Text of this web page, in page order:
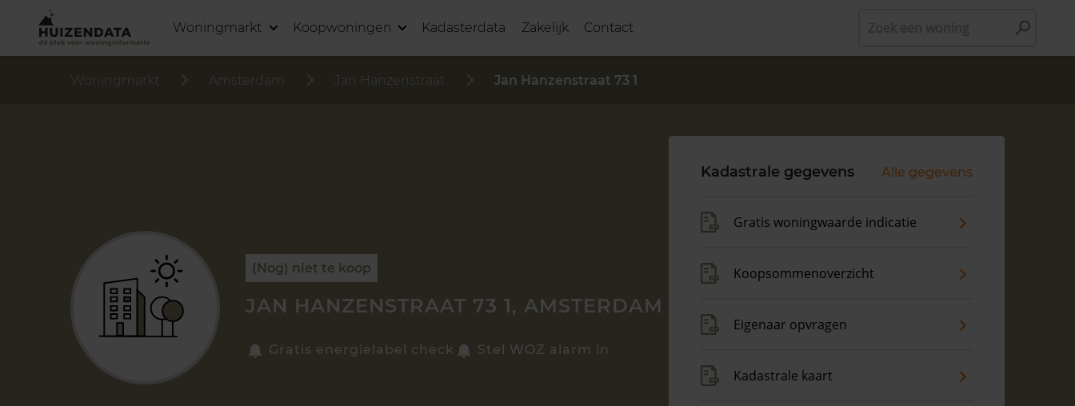
Woningmarkt Koopwoningen Kadasterdata Zakelijk Contact
Woningmarkt Amsterdam Jan Hanzenstraat Jan Hanzenstraat 73 1
(Nog) niet te koop
JAN HANZENSTRAAT 73 1, AMSTERDAM
Gratis energielabel check Stel WOZ alarm in
Kadastrale gegevens Alle gegevens
Gratis woningwaarde indicatie
Koopsommenoverzicht
Eigenaar opvragen
Kadastrale kaart